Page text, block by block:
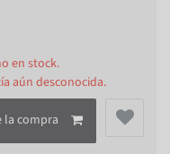
en stock.
aún desconocida.
la compra